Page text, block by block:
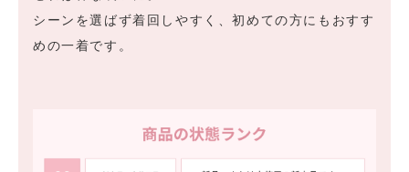
シーンを選ばず着回しやすく、初めての方にもおすす
めの一着です。